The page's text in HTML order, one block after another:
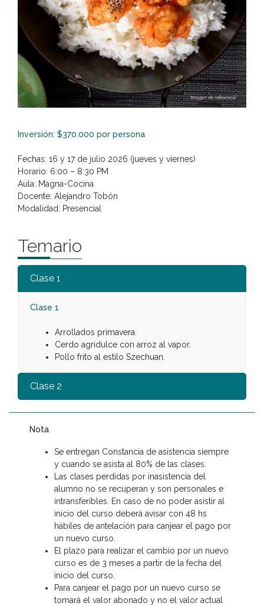
Inversión: $370.000 por persona
Fechas: 16 y 17 de julio 2026 (jueves y viernes)
Horario: 6:00 – 8:30 PM
Aula: Magna-Cocina
Docente: Alejandro Tobón
Modalidad: Presencial
Temario
Clase 1
Clase 1
Arrollados primavera.
Cerdo agridulce con arroz al vapor.
Pollo frito al estilo Szechuan.
Clase 2
Nota
Se entregan Constancia de asistencia siempre
y cuando se asista al 80% de las clases.
Las clases perdidas por inasistencia del
alumno no se recuperan y son personales e
intransferibles. En caso de no poder asistir al
inicio del curso deberá avisar con 48 hs
hábiles de antelación para canjear el pago por
un nuevo curso.
El plazo para realizar el cambio por un nuevo
curso es de 3 meses a partir de la fecha del
inicio del curso.
Para canjear el pago por un nuevo curso se
tomará el valor abonado y no el valor actual